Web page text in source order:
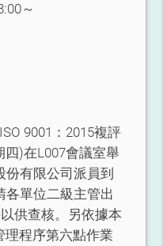
～
9001：2015複評
四)在L007會議室舉
有限公司派員到
各單位二級主管出
供查核。另依據本
理程序第六點作業